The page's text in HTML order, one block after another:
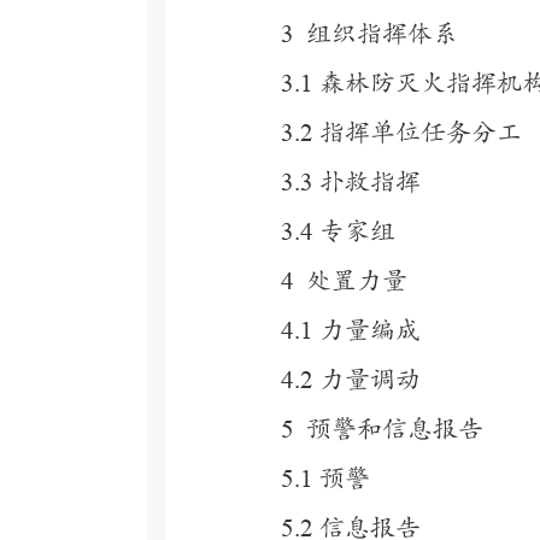
3 组织指挥体系
3.1 森林防灭火指挥机
3.2 指挥单位任务分工
3.3 扑救指挥
3.4 专家组
4 处置力量
4.1 力量编成
4.2 力量调动
5预警和信息报告
5.1预警
5.2 信息报告